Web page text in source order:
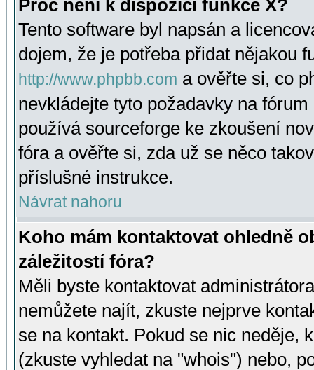
Proč není k dispozici funkce X?
Tento software byl napsán a
dojem, že je potřeba přidat nějakou
http://www.phpbb.com a ověřte si, co
nevkládejte tyto požadavky na
používá sourceforge ke zkoušení
fóra a ověřte si, zda už se něco
příslušné instrukce.
Návrat nahoru
Koho mám kontaktovat ohledně
záležitostí fóra?
Měli byste kontaktovat
nemůžete najít, zkuste nejprve
se na kontakt. Pokud se nic neděje,
(zkuste vyhledat na "whois") nebo,